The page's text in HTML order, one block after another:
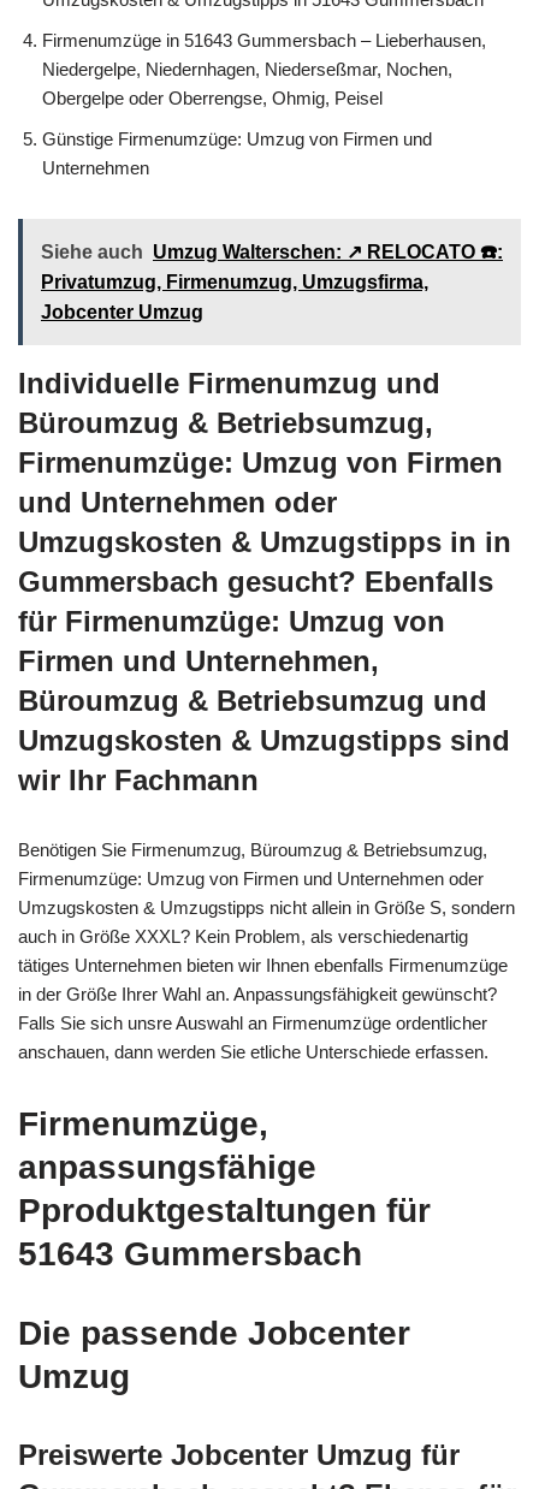
Firmenumzüge in 51643 Gummersbach – Lieberhausen,
Niedergelpe, Niedernhagen, Niederseßmar, Nochen,
Obergelpe oder Oberrengse, Ohmig, Peisel
Günstige Firmenumzüge: Umzug von Firmen und
Unternehmen
Siehe auch Umzug Walterschen: ↗️ RELOCATO ☎️:
Privatumzug, Firmenumzug, Umzugsfirma,
Jobcenter Umzug
Individuelle Firmenumzug und
Büroumzug & Betriebsumzug,
Firmenumzüge: Umzug von Firmen
und Unternehmen oder
Umzugskosten & Umzugstipps in in
Gummersbach gesucht? Ebenfalls
für Firmenumzüge: Umzug von
Firmen und Unternehmen,
Büroumzug & Betriebsumzug und
Umzugskosten & Umzugstipps sind
wir Ihr Fachmann
Benötigen Sie Firmenumzug, Büroumzug & Betriebsumzug,
Firmenumzüge: Umzug von Firmen und Unternehmen oder
Umzugskosten & Umzugstipps nicht allein in Größe S, sondern
auch in Größe XXXL? Kein Problem, als verschiedenartig
tätiges Unternehmen bieten wir Ihnen ebenfalls Firmenumzüge
in der Größe Ihrer Wahl an. Anpassungsfähigkeit gewünscht?
Falls Sie sich unsre Auswahl an Firmenumzüge ordentlicher
anschauen, dann werden Sie etliche Unterschiede erfassen.
Firmenumzüge,
anpassungsfähige
Pproduktgestaltungen für
51643 Gummersbach
Die passende Jobcenter
Umzug
Preiswerte Jobcenter Umzug für